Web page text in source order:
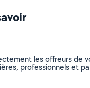
les offreurs
professionnels et